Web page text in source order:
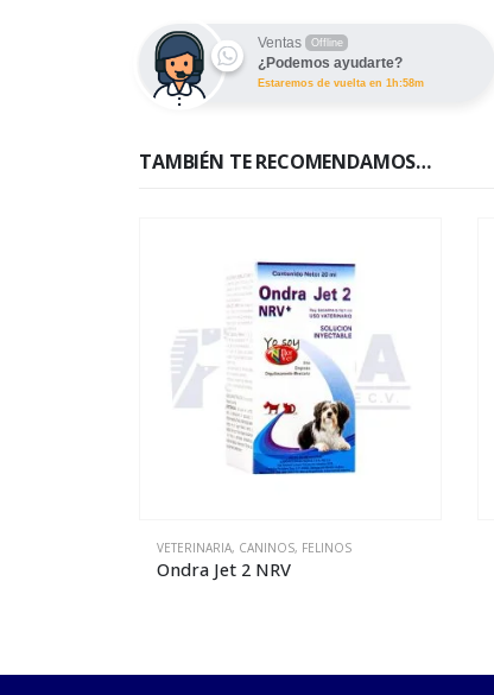
Ventas Offline
¿Podemos ayudarte?
Estaremos de vuelta en 1h:58m
TAMBIÉN TE RECOMENDAMOS…
SIN EXISTENCIAS
CANINOS,FELINOS,VETERINARIA
Ondantron – 10 mL